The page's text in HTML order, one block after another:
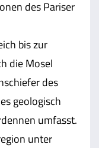
des Pariser
bis zur
die Mosel
des
geologisch
umfasst.
unter